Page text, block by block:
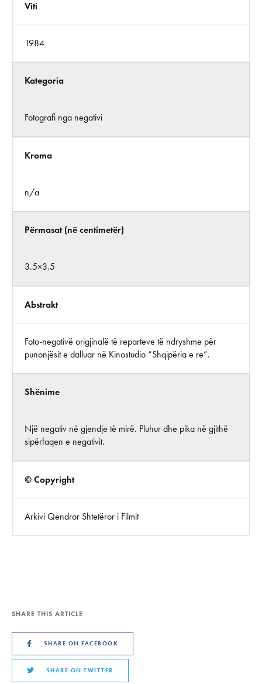
Viti
1984
Kategoria
Fotografi nga negativi
Kroma
n/a
Përmasat (në centimetër)
3.5×3.5
Abstrakt
Foto-negativë origjinalë të reparteve të ndryshme për
punonjësit e dalluar në Kinostudio “Shqipëria e re”.
Shënime
Një negativ në gjendje të mirë. Pluhur dhe pika në gjithë
sipërfaqen e negativit.
© Copyright
Arkivi Qendror Shtetëror i Filmit
SHARE THIS ARTICLE
SHARE ON FACEBOOK
SHARE ON TWITTER